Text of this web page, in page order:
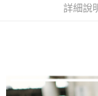
AFTEE先享後付是「在
１．於結帳方式選擇「
結帳頁面，進行簡訊認
每筆NT$80，滿
先付款後全家取貨
詳細說